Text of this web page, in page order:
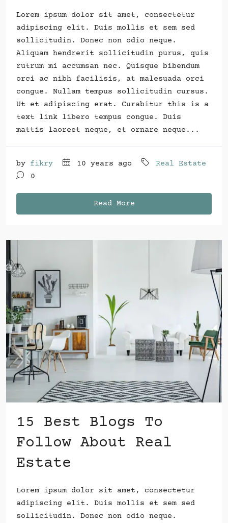
Lorem ipsum dolor sit amet, consectetur
adipiscing elit. Duis mollis et sem sed
sollicitudin. Donec non odio neque.
Aliquam hendrerit sollicitudin purus, quis
rutrum mi accumsan nec. Quisque bibendum
orci ac nibh facilisis, at malesuada orci
congue. Nullam tempus sollicitudin cursus.
Ut et adipiscing erat. Curabitur this is a
text link libero tempus congue. Duis
mattis laoreet neque, et ornare neque...
by fikry 10 years ago
Real Estate
0
Read More
15 Best Blogs To
Follow About Real
Estate
Lorem ipsum dolor sit amet, consectetur
adipiscing elit. Duis mollis et sem sed
sollicitudin. Donec non odio neque.